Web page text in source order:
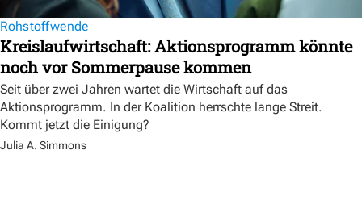
Rohstoffwende
Kreislaufwirtschaft: Aktionsprogramm könnte
noch vor Sommerpause kommen
Seit über zwei Jahren wartet die Wirtschaft auf das
Aktionsprogramm. In der Koalition herrschte lange Streit.
Kommt jetzt die Einigung?
Julia A. Simmons